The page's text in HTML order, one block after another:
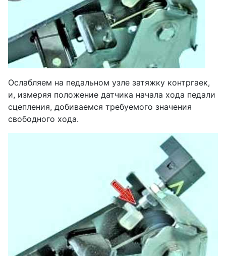
Ослабляем на педальном узле затяжку контргаек,
и, измеряя положение датчика начала хода педали
сцепления, добиваемся требуемого значения
свободного хода.